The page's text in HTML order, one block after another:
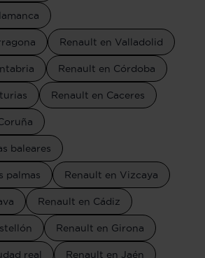
Renault en Valladolid
Renault en Córdoba
Renault en Caceres
baleares
palmas Renault en Vizcaya
Renault en Cádiz
Renault en Girona
real Renault en Jaén